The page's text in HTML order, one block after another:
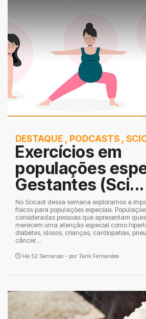
DESTAQUE , PODCASTS ,
Exercícios em
populações
Gestantes (Sci...
No Scicast dessa semana exploramos a
físicos para populações especiais.
consideradas pessoas que apresentam
merecem uma atenção especial como
diabetes, idosos, crianças, cardiopatias,
câncer....
Há 52 Semanas - por Tarik Fernandes